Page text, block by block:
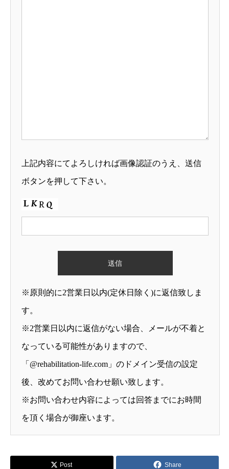
上記内容にてよろしければ画像認証のうえ、送信
ボタンを押して下さい。
※原則的に2営業日以内(定休日除く)に返信致しま
す。
※2営業日以内に返信がない場合、メールが不着と
なっている可能性がありますので、
「@rehabilitation-life.com」のドメイン受信の設定
後、改めてお問い合わせ願い致します。
※お問い合わせ内容によっては回答までにお時間
を頂く場合が御座います。
Post Share